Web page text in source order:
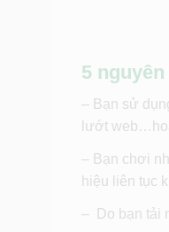
5
– Bạn sử
lướt
– Bạn chơi
hiệu liên tục
– Do bạn tải